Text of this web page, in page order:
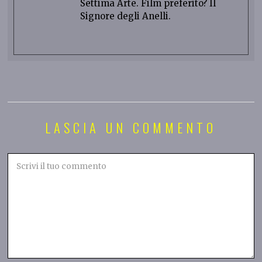
Settima Arte. Film preferito? Il
Signore degli Anelli.
LASCIA UN COMMENTO